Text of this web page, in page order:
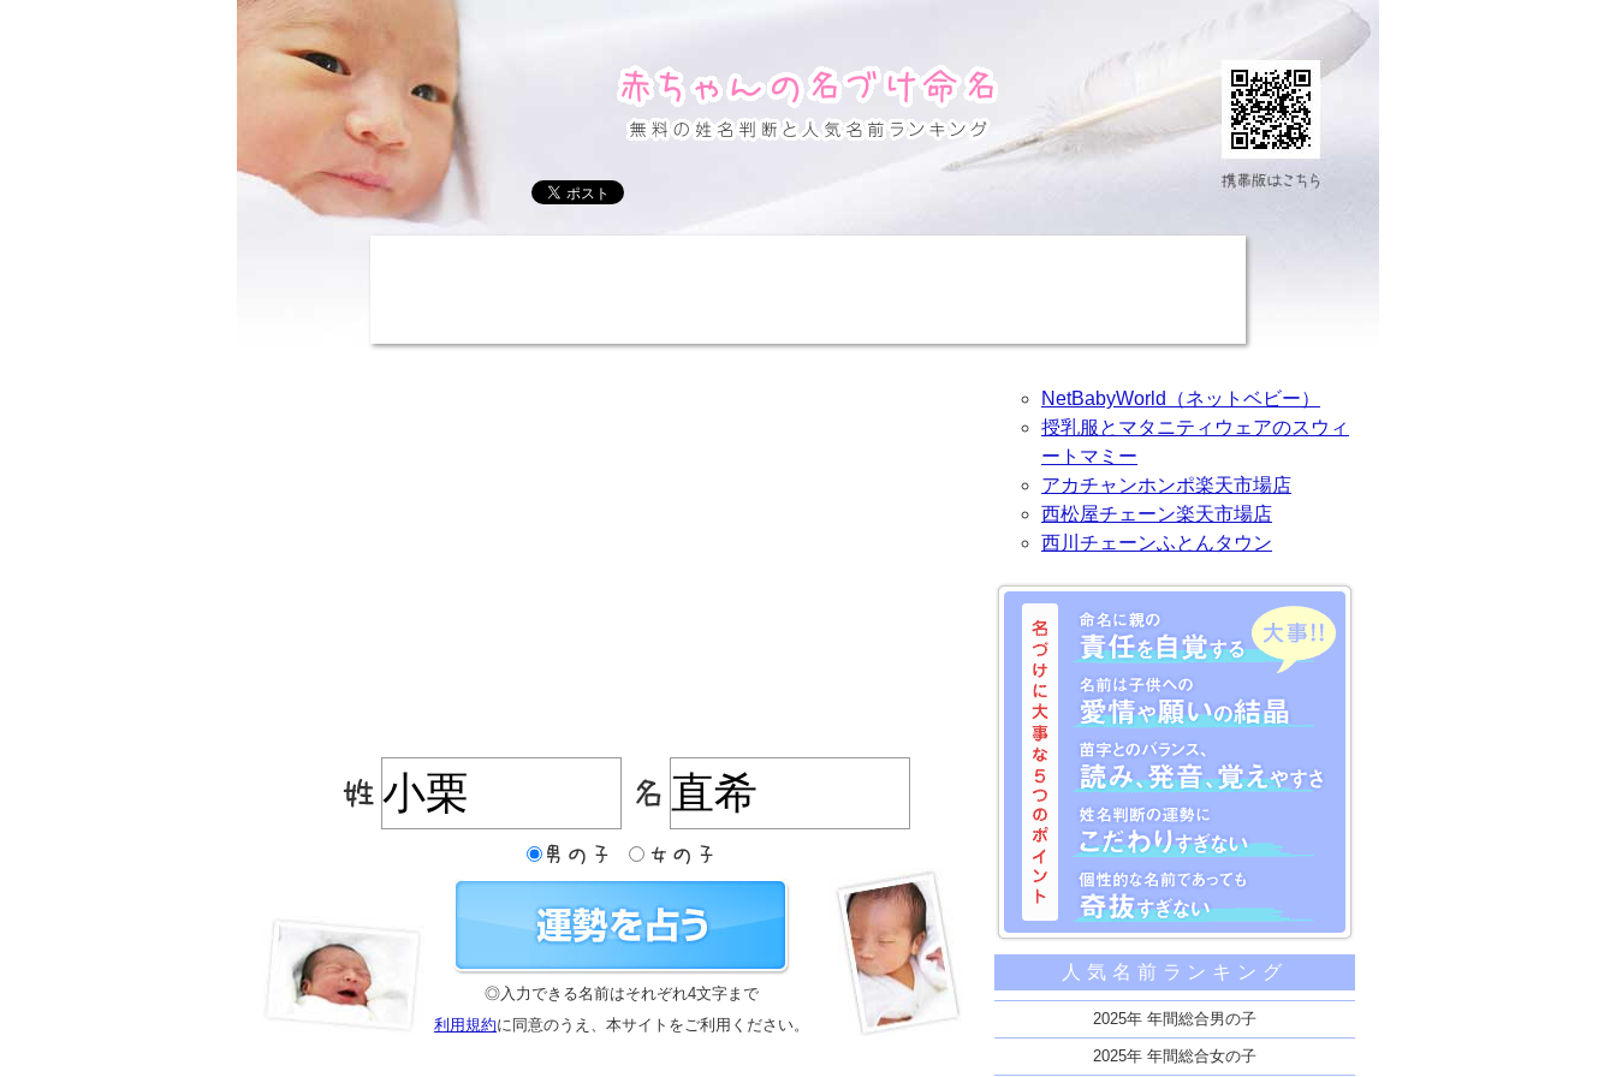
◎入力できる名前はそれぞれ4文字まで
利用規約に同意のうえ、本サイトをご利用ください。
NetBabyWorld（ネットベビー）
授乳服とマタニティウェアのスウィ
ートマミー
アカチャンホンポ楽天市場店
西松屋チェーン楽天市場店
西川チェーンふとんタウン
名づけに大事な5つのポイント
命名に親の責任を自覚する
名前は子供への愛情や願いの結晶
苗字とのバランス、読み、発音、覚えやすさ
姓名判断の運勢にこだわりすぎない
人気名前ランキング
2025年 年間総合男の子
2025年 年間総合女の子